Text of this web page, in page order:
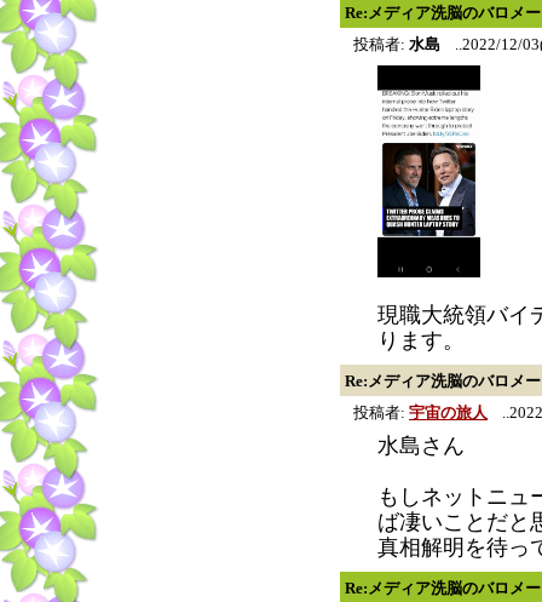
Re:メディア洗脳のバロメ
投稿者: 水島 ..2022/12/
現職大統領バイ
ります。
Re:メディア洗脳のバロメ
投稿者: 宇宙の旅人
水島さん
もしネットニュ
ば凄いことだと
真相解明を待っ
Re:メディア洗脳のバロメ